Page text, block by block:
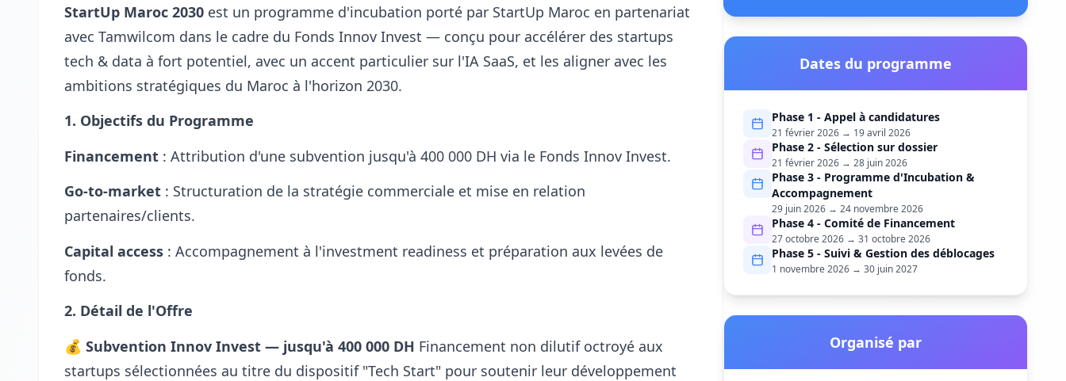
StartUp Maroc 2030 est un programme d'incubation porté par StartUp Maroc en partenariat
avec Tamwilcom dans le cadre du Fonds Innov Invest — conçu pour accélérer des startups
tech & data à fort potentiel, avec un accent particulier sur l'IA SaaS, et les aligner avec les
ambitions stratégiques du Maroc à l'horizon 2030.
1. Objectifs du Programme
Financement : Attribution d'une subvention jusqu'à 400 000 DH via le Fonds Innov Invest.
Go-to-market : Structuration de la stratégie commerciale et mise en relation
partenaires/clients.
Capital access : Accompagnement à l'investment readiness et préparation aux levées de
fonds.
2. Détail de l'Offre
💰 Subvention Innov Invest — jusqu'à 400 000 DH Financement non dilutif octroyé aux
startups sélectionnées au titre du dispositif "Tech Start" pour soutenir leur développement
Dates du programme
Phase 1 - Appel à candidatures
21 février 2026 → 19 avril 2026
Phase 2 - Sélection sur dossier
21 février 2026 → 28 juin 2026
Phase 3 - Programme d'Incubation &
Accompagnement
29 juin 2026 → 24 novembre 2026
Phase 4 - Comité de Financement
27 octobre 2026 → 31 octobre 2026
Phase 5 - Suivi & Gestion des déblocages
1 novembre 2026 → 30 juin 2027
Organisé par